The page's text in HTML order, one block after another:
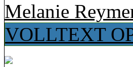
Melanie
VOLLTEXT